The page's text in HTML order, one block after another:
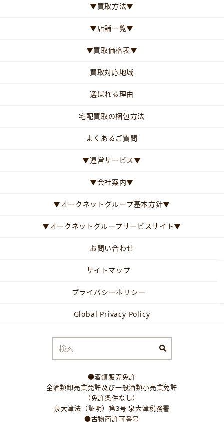
▼買取方法▼
▼店舗一覧▼
▼買取価格表▼
買取対応地域
選ばれる理由
宅配買取の梱包方法
よくあるご質問
▼運営サービス▼
▼会社案内▼
▼オークネットグループ基本方針▼
▼オークネットグループサービスサイト▼
お問い合わせ
サイトマップ
プライバシーポリシー
Global Privacy Policy
●酒類販売免許
全酒類卸売業免許及び一般酒類小売業免許
（免許条件なし）
泉大津法（証明）第3号 泉大津税務署
●古物商許可番号